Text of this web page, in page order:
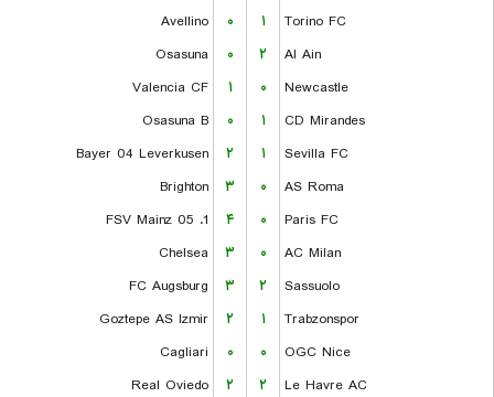
Avellino
۰ ۱
Torino FC
Osasuna
۰ ۲
Al Ain
Valencia CF
۱ ۰
Newcastle
Osasuna B
۰ ۱
CD Mirandes
Bayer 04 Leverkusen
۲ ۱
Sevilla FC
Brighton
۳ ۰
AS Roma
1. FSV Mainz 05
۴ ۰
Paris FC
Chelsea
۳ ۰
AC Milan
FC Augsburg
۳ ۲
Sassuolo
Goztepe AS Izmir
۲ ۱
Trabzonspor
Cagliari
۰ ۰
OGC Nice
Real Oviedo
۲ ۲
Le Havre AC